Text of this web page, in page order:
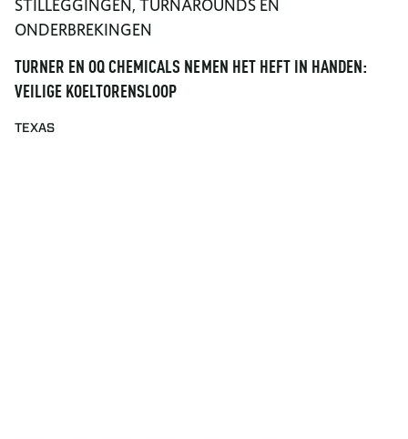
STILLEGGINGEN, TURNAROUNDS EN
ONDERBREKINGEN
TURNER EN OQ CHEMICALS NEMEN HET HEFT IN HANDEN:
VEILIGE KOELTORENSLOOP
TEXAS